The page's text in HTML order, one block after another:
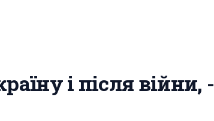
і після війни, -